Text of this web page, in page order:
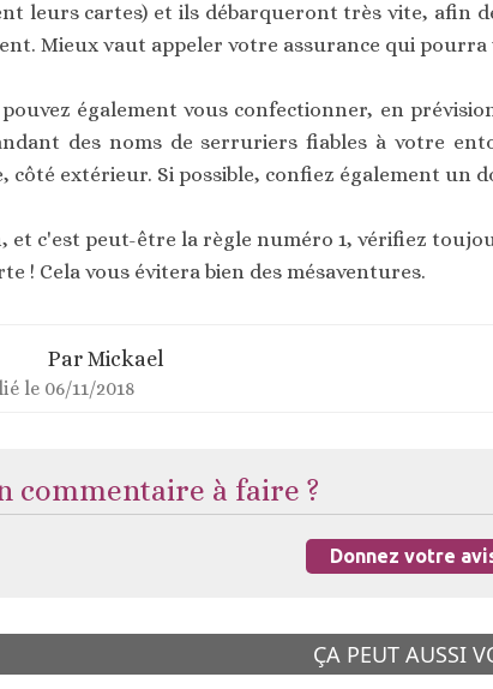
leurs cartes) et ils débarqueront très vite, afin
Mieux vaut appeler votre assurance qui
pouvez également vous confectionner, en
des noms de serruriers fiables à votre
côté extérieur. Si possible, confiez également un
et c'est peut-être la règle numéro 1, vérifiez
! Cela vous évitera bien des mésaventures.
Par Mickael
le 06/11/2018
commentaire à faire ?
Donnez votre
ÇA PEUT AUSSI